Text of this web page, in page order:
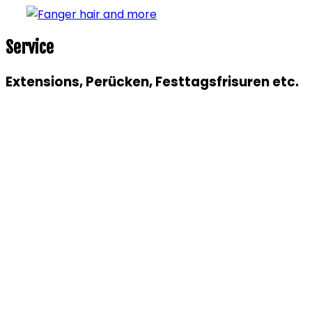
Service
Extensions, Perücken, Festtagsfrisuren etc.